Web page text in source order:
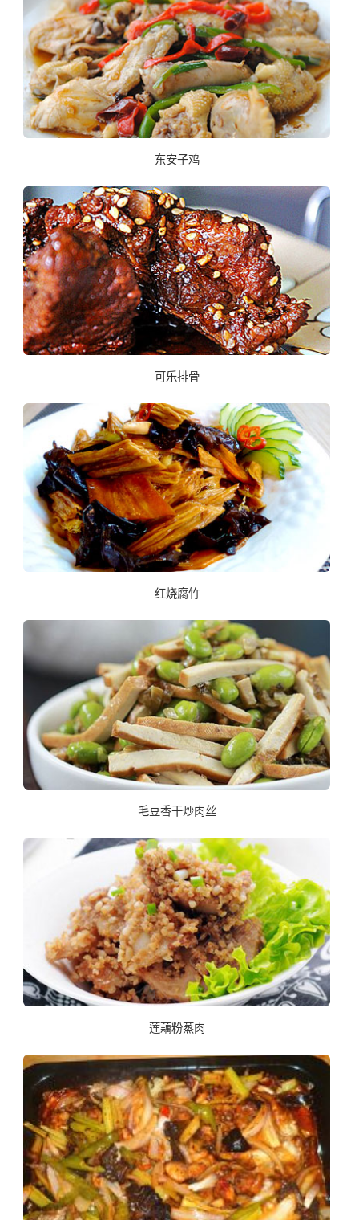
东安子鸡
可乐排骨
红烧腐竹
毛豆香干炒肉丝
莲藕粉蒸肉